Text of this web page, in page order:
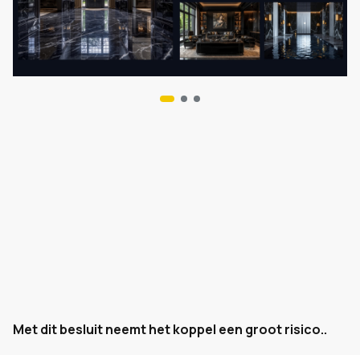
Met dit besluit neemt het koppel een groot risico..